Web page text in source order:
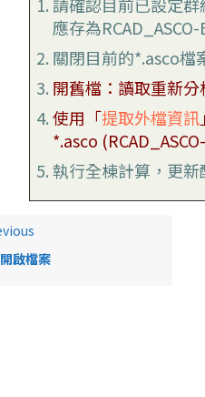
應存為
關閉目前的*.asco檔
開舊檔：讀取重新
使用「提取外檔資訊
*.asco
執行全棟計算，更新
開啟檔案